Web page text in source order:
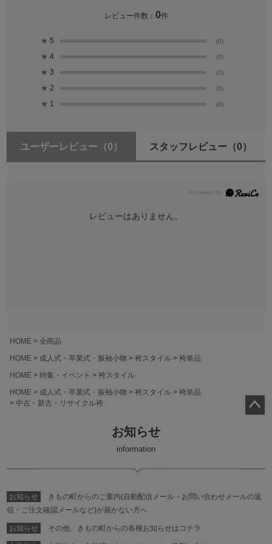
レビュー件数： 0件
★ 5 (0)
★ 4 (0)
★ 3 (0)
★ 2 (0)
★ 1 (0)
ユーザーレビュー （0） スタッフレビュー （0）
レビューはありません。
HOME
全商品
HOME
成人式・卒業式・振袖小物 袴スタイル
袴単品
HOME
特集・イベント
袴スタイル
HOME
成人式・卒業式・振袖小物 袴スタイル
袴単品
中古・新古・リサイクル袴
お知らせ
information
お知らせ
きもの町からのご案内(自動配信メール・お問い合わせメールの返
信・ご注文確認メールなど)が届かない方へ
お知らせ その他、きもの町からの各種お知らせはコチラ